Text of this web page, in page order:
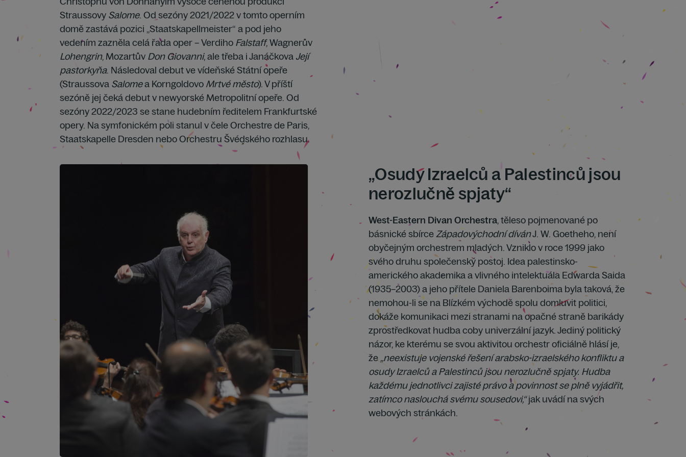
Straussovy Salome. Od sezóny 2021/2022 v tomto operním
domě zastává pozici „Staatskapellmeister“ a pod jeho
vedením zazněla celá řada oper – Verdiho Falstaff, Wagnerův
Lohengrin, Mozartův Don Giovanni, ale třeba i Janáčkova Její
pastorkyňa. Následoval debut ve vídeňské Státní opeře
(Straussova Salomea Korngoldovo Mrtvé město). V příští
sezóně jej čeká debut v newyorské Metropolitní opeře. Od
sezóny 2022/2023 se stane hudebním ředitelem Frankfurtské
opery. Na symfonickém poli stanul v čele Orchestre de Paris,
Staatskapelle Dresden nebo Orchestru Švédského rozhlasu.
„Osudy Izraelců a Palestinců jsou
nerozlučně spjaty“
West-Eastern Divan Orchestra, těleso pojmenované po
básnické sbírceZápadovýchodní dívánJ. W. Goetheho, není
obyčejným orchestrem mladých. Vzniklo v roce 1999 jako
svého druhu společenský postoj. Idea palestinsko-
amerického akademika a vlivného intelektuála Edwarda Saida
(1935–2003) a jeho přítele Daniela Barenboima byla taková, že
nemohou-li se na Blízkém východě spolu domluvit politici,
dokáže komunikaci mezi stranami na opačné straně barikády
zprostředkovat hudba coby univerzální jazyk. Jediný politický
názor, ke kterému se svou aktivitou orchestr oficiálně hlásí je,
že„neexistuje vojenské řešení arabsko-izraelského konfliktu a
osudy Izraelců a Palestinců jsou nerozlučně spjaty. Hudba
každému jednotlivci zajisté právo a povinnost se plně vyjádřit,
zatímco naslouchá svému sousedovi,“jak uvádí na svých
webových stránkách.